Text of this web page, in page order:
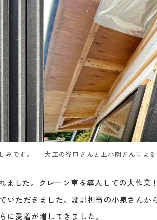
です。 大工の谷口さんと上小園さんによる
した。クレーン車を導入しての大作業
いただきました。設計担当の小泉さんか
愛着が増してきました。